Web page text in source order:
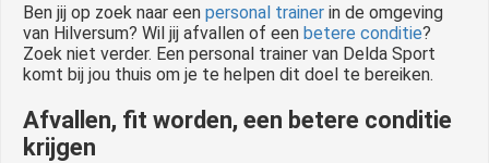
Ben jij op zoek naar een personal trainer in de omgeving
van Hilversum? Wil jij afvallen of een betere conditie?
Zoek niet verder. Een personal trainer van Delda Sport
komt bij jou thuis om je te helpen dit doel te bereiken.
Afvallen, fit worden, een betere conditie
krijgen
Hierdoor
website-